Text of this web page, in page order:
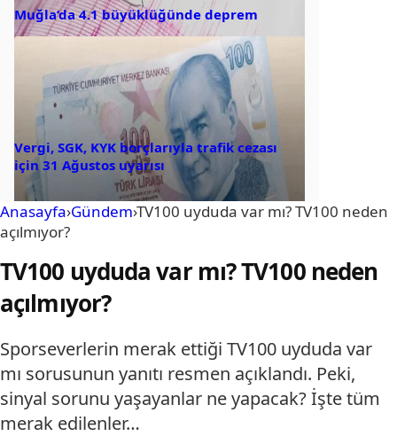
Muğla’da 4.1 büyüklüğünde deprem
Vergi, SGK, KYK borçlarıyla trafik cezası
için 31 Ağustos uyarısı
Anasayfa›Gündem›TV100 uyduda var mı? TV100 neden
açılmıyor?
TV100 uyduda var mı? TV100 neden
açılmıyor?
Sporseverlerin merak ettiği TV100 uyduda var
mı sorusunun yanıtı resmen açıklandı. Peki,
sinyal sorunu yaşayanlar ne yapacak? İşte tüm
merak edilenler…